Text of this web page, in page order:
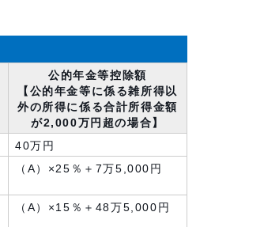
公的年金等控除額
【公的年金等に係る雑所得以
外の所得に係る合計所得金額
が2,000万円超の場合】
40万円
（A）×25％＋7万5,000円
（A）×15％＋48万5,000円